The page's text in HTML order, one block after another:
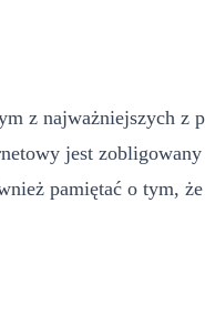
z najważniejszych z
jest
pamiętać o tym,